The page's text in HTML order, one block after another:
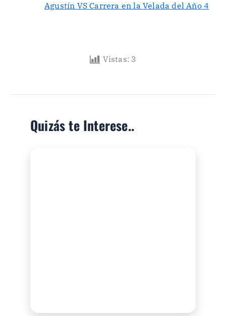
Agustín VS Carrera en la Velada del Año 4
Vistas: 3
Quizás te Interese..